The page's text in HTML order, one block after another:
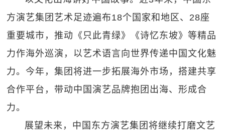
方演艺集团艺术足迹遍布18个国家和地区、28座
重要城市，推动《只此青绿》《诗忆东坡》等精品
力作海外巡演，以艺术语言向世界传递中国文化魅
力。今年，集团将进一步拓展海外市场，搭建共享
合作平台，带动中国演艺品牌抱团出海、形成合
力。
展望未来，中国东方演艺集团将继续打磨文艺